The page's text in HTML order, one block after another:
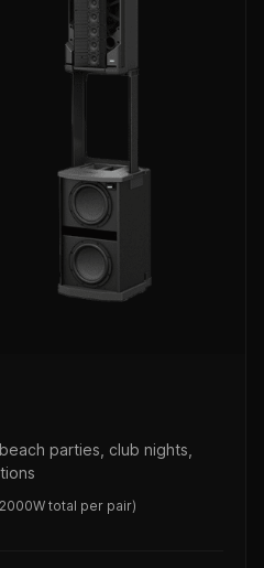
parties, club nights,
total per pair)